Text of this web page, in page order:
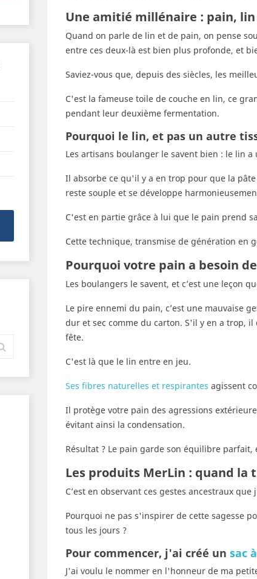
Une amitié millénaire : pain,
Quand on parle de lin et de pain, on pense
entre ces deux-là est bien plus profonde, et
Saviez-vous que, depuis des siècles, les
C'est la fameuse toile de couche en lin, ce
pendant leur deuxième fermentation.
Pourquoi le lin, et pas un autre
Les artisans boulanger le savent bien : le lin
Il absorbe ce qu'il y a en trop pour que la
reste souple et se développe
C'est en partie grâce à lui que le pain prend
Cette technique, transmise de génération en
Pourquoi votre pain a besoin
Les boulangers le savent, et c’est une leçon
Le pire ennemi du pain, c’est une mauvaise
dur et sec comme du carton. S'il y en a trop,
fête.
C'est là que le lin entre en jeu.
Ses fibres naturelles et respirantes agissent
Il protège votre pain des agressions
évitant ainsi la condensation.
Résultat ? Le pain garde son équilibre
Les produits MerLin : quand
C’est en observant ces gestes ancestraux que
Pourquoi ne pas s'inspirer de cette sagesse
tous les jours ?
Pour commencer, j'ai créé un sac
J'ai voulu le nommer en l'honneur de ma